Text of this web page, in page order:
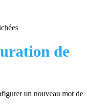
de
un nouveau mot de